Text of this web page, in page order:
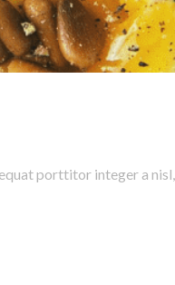
porttitor integer a